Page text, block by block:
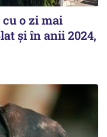
o zi mai
și în anii 2024,